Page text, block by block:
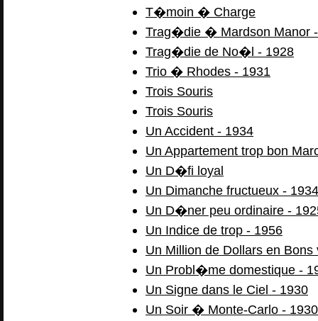
T�moin � Charge
Trag�die � Mardson Manor
Trag�die de No�l - 1928
Trio � Rhodes - 1931
Trois Souris
Trois Souris
Un Accident - 1934
Un Appartement trop bon
Un D�fi loyal
Un Dimanche fructueux - 1934
Un D�ner peu ordinaire -
Un Indice de trop - 1956
Un Million de Dollars en
Un Probl�me domestique -
Un Signe dans le Ciel - 1930
Un Soir � Monte-Carlo - 1930